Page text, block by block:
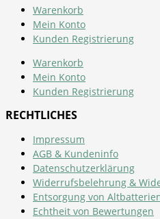
Warenkorb
Mein Konto
Kunden Registrierung
Warenkorb
Mein Konto
Kunden Registrierung
RECHTLICHES
Impressum
AGB & Kundeninfo
Datenschutzerklärung
Widerrufsbelehrung &
Entsorgung von
Echtheit von Bewertungen